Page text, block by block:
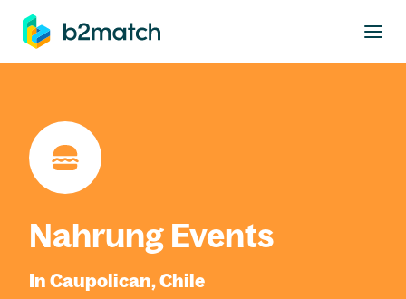
springen
Nahrung Events
In Caupolican, Chile